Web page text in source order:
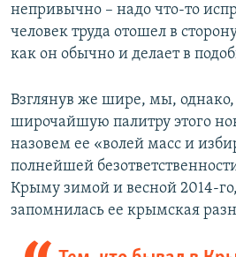
непривычно – надо что-то
человек труда отошел в
как он обычно и делает в
Взглянув же шире, мы,
широчайшую палитру этого
назовем ее «волей масс и
полнейшей
Крыму зимой и весной 2014-
запомнилась ее крымская